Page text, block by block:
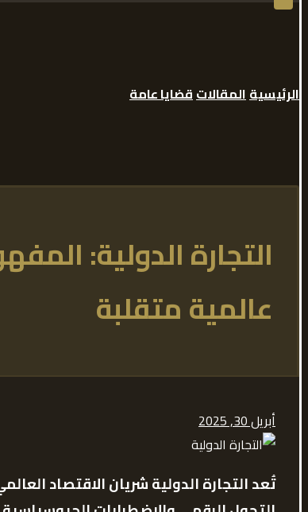
الرئيسيةالمقالاتقضايا عامة
التجارة الدولية:
عالمية متقلبة
أبريل 30, 2025
تُعد التجارة الدولية شريان الاقتصاد